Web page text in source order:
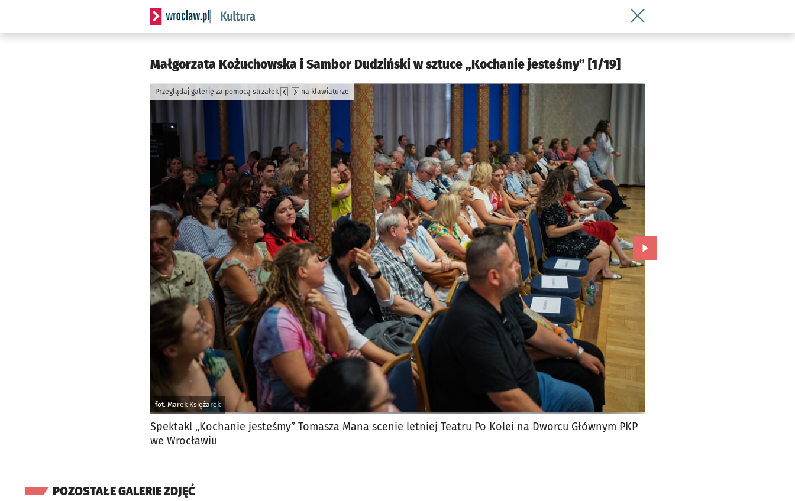
Serwis informacyjny wroclaw.pl podserwis: Kultura
Wróć do artykułu Małgorzata
Małgorzata Kożuchowska i Sambor Dudziński w sztuce „Kochanie jesteśmy” [1/19]
fot. Marek Księżarek
Przeglądaj galerię za pomocą strzałek na klawiaturze
Przejdź do kolejnego zdjęcia.
Spektakl „Kochanie jesteśmy” Tomasza Mana scenie letniej Teatru Po Kolei na Dworcu Głównym PKP
we Wrocławiu
POZOSTAŁE GALERIE ZDJĘĆ